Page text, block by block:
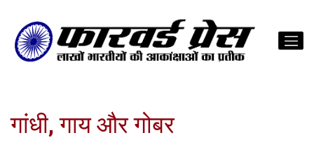
गांधी, गाय और गोबर